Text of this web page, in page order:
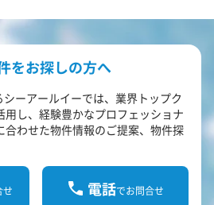
をお探しの方へ
ーアールイーでは、業界トップク
用し、経験豊かなプロフェッショナ
合わせた物件情報のご提案、物件探
せ 電話でお問合せ